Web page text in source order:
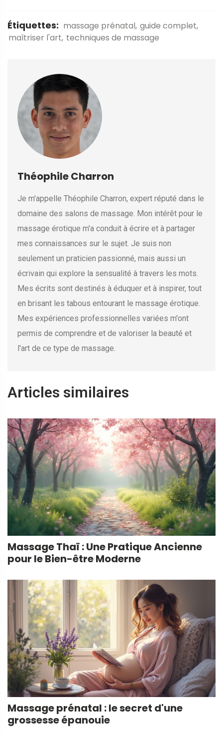
Étiquettes: massage prénatal guide complet
maîtriser l'art techniques de massage
Théophile Charron
Je m'appelle Théophile Charron, expert réputé dans le
domaine des salons de massage. Mon intérêt pour le
massage érotique m'a conduit à écrire et à partager
mes connaissances sur le sujet. Je suis non
seulement un praticien passionné, mais aussi un
écrivain qui explore la sensualité à travers les mots.
Mes écrits sont destinés à éduquer et à inspirer, tout
en brisant les tabous entourant le massage érotique.
Mes expériences professionnelles variées m'ont
permis de comprendre et de valoriser la beauté et
l'art de ce type de massage.
Articles similaires
Massage Thaï : Une Pratique Ancienne
pour le Bien-être Moderne
Massage prénatal : le secret d'une
grossesse épanouie